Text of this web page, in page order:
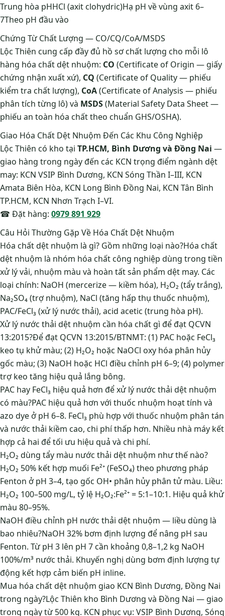
Trung hòa pHHCl (axit clohydric)Hạ pH về vùng axit 6–
7Theo pH đầu vào
Chứng Từ Chất Lượng — CO/CQ/CoA/MSDS
Lộc Thiên cung cấp đầy đủ hồ sơ chất lượng cho mỗi lô
hàng hóa chất dệt nhuộm: CO (Certificate of Origin — giấy
chứng nhận xuất xứ), CQ (Certificate of Quality — phiếu
kiểm tra chất lượng), CoA(Certificate of Analysis — phiếu
phân tích từng lô) và MSDS(Material Safety Data Sheet —
phiếu an toàn hóa chất theo chuẩn GHS/OSHA).
Giao Hóa Chất Dệt Nhuộm Đến Các Khu Công Nghiệp
Lộc Thiên có kho tại TP.HCM, Bình Dương và Đồng Nai —
giao hàng trong ngày đến các KCN trọng điểm ngành dệt
may: KCN VSIP Bình Dương, KCN Sóng Thần I–III, KCN
Amata Biên Hòa, KCN Long Bình Đồng Nai, KCN Tân Bình
TP.HCM, KCN Nhơn Trạch I–VI.
☎ Đặt hàng: 0979 891 929
Câu Hỏi Thường Gặp Về Hóa Chất Dệt Nhuộm
Hóa chất dệt nhuộm là gì? Gồm những loại nào?Hóa chất
dệt nhuộm là nhóm hóa chất công nghiệp dùng trong tiền
xử lý vải, nhuộm màu và hoàn tất sản phẩm dệt may. Các
loại chính: NaOH (mercerize — kiềm hóa), H₂O₂ (tẩy trắng),
Na₂SO₄ (trợ nhuộm), NaCl (tăng hấp thụ thuốc nhuộm),
PAC/FeCl₃ (xử lý nước thải), acid acetic (trung hòa pH).
Xử lý nước thải dệt nhuộm cần hóa chất gì để đạt QCVN
13:2015?Để đạt QCVN 13:2015/BTNMT: (1) PAC hoặc FeCl₃
keo tụ khử màu; (2) H₂O₂ hoặc NaOCl oxy hóa phân hủy
gốc màu; (3) NaOH hoặc HCl điều chỉnh pH 6–9; (4) polymer
trợ keo tăng hiệu quả lắng bông.
PAC hay FeCl₃ hiệu quả hơn để xử lý nước thải dệt nhuộm
có màu?PAC hiệu quả hơn với thuốc nhuộm hoạt tính và
azo dye ở pH 6–8. FeCl₃ phù hợp với thuốc nhuộm phân tán
và nước thải kiềm cao, chi phí thấp hơn. Nhiều nhà máy kết
hợp cả hai để tối ưu hiệu quả và chi phí.
H₂O₂ dùng tẩy màu nước thải dệt nhuộm như thế nào?
H₂O₂ 50% kết hợp muối Fe²⁺ (FeSO₄) theo phương pháp
Fenton ở pH 3–4, tạo gốc OH• phân hủy phân tử màu. Liều:
H₂O₂ 100–500 mg/L, tỷ lệ H₂O₂:Fe²⁺ = 5:1–10:1. Hiệu quả khử
màu 80–95%.
NaOH điều chỉnh pH nước thải dệt nhuộm — liều dùng là
bao nhiêu?NaOH 32% bơm định lượng để nâng pH sau
Fenton. Từ pH 3 lên pH 7 cần khoảng 0,8–1,2 kg NaOH
100%/m³ nước thải. Khuyến nghị dùng bơm định lượng tự
động kết hợp cảm biến pH inline.
Mua hóa chất dệt nhuộm giao KCN Bình Dương, Đồng Nai
trong ngày?Lộc Thiên kho Bình Dương và Đồng Nai — giao
trong ngày từ 500 kg. KCN phục vụ: VSIP Bình Dương, Sóng